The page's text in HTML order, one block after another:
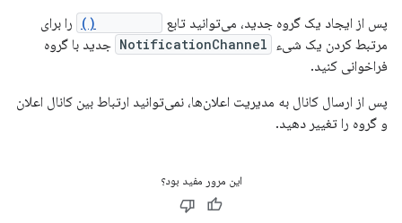
پس از ایجاد یک گروه جدید، می‌توانید تابع
را برای
مرتبط کردن یک شیء NotificationChannel جدید با گروه
فراخوانی کنید.
پس از ارسال کانال به مدیریت اعلان‌ها، نمی‌توانید ارتباط بین کانال اعلان
و گروه را تغییر دهید.
این مرور مفید بود؟